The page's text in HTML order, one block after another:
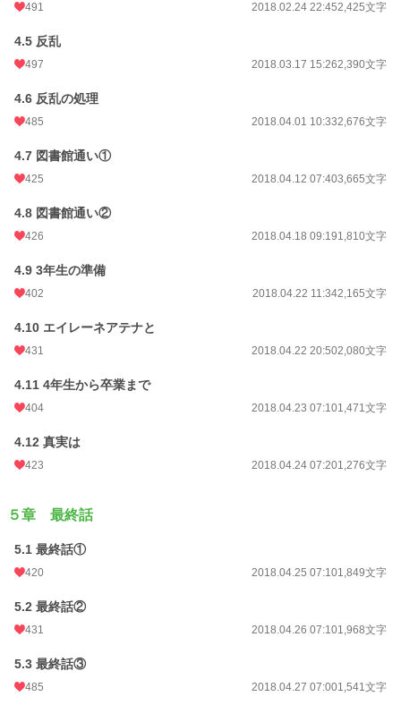
491 2018.02.24 22:452,425文字
4.5 反乱
497 2018.03.17 15:262,390文字
4.6 反乱の処理
485 2018.04.01 10:332,676文字
4.7 図書館通い①
425 2018.04.12 07:403,665文字
4.8 図書館通い②
426 2018.04.18 09:191,810文字
4.9 3年生の準備
402 2018.04.22 11:342,165文字
4.10 エイレーネアテナと
431 2018.04.22 20:502,080文字
4.11 4年生から卒業まで
404 2018.04.23 07:101,471文字
4.12 真実は
423 2018.04.24 07:201,276文字
５章 最終話
5.1 最終話①
420 2018.04.25 07:101,849文字
5.2 最終話②
431 2018.04.26 07:101,968文字
5.3 最終話③
485 2018.04.27 07:001,541文字